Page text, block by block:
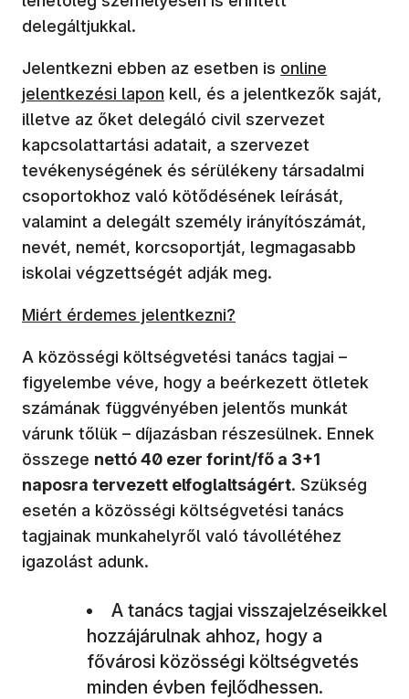
delegáltjukkal.
Jelentkezni ebben az esetben is online
jelentkezési lapon kell, és a jelentkezők saját,
illetve az őket delegáló civil szervezet
kapcsolattartási adatait, a szervezet
tevékenységének és sérülékeny társadalmi
csoportokhoz való kötődésének leírását,
valamint a delegált személy irányítószámát,
nevét, nemét, korcsoportját, legmagasabb
iskolai végzettségét adják meg.
Miért érdemes jelentkezni?
A közösségi költségvetési tanács tagjai –
figyelembe véve, hogy a beérkezett ötletek
számának függvényében jelentős munkát
várunk tőlük – díjazásban részesülnek. Ennek
összege nettó 40 ezer forint/fő a 3+1
naposra tervezett elfoglaltságért. Szükség
esetén a közösségi költségvetési tanács
tagjainak munkahelyről való távollétéhez
igazolást adunk.
A tanács tagjai visszajelzéseikkel
hozzájárulnak ahhoz, hogy a
fővárosi közösségi költségvetés
minden évben fejlődhessen.